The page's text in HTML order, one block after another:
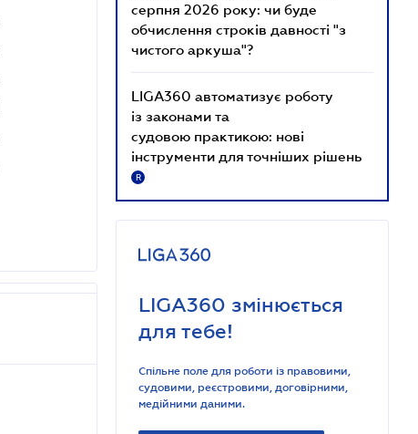
серпня 2026 року: чи буде
обчислення строків давності "з
чистого аркуша"?
LIGA360 автоматизує роботу
із законами та
судовою практикою: нові
інструменти для точніших рішень
R
LIGA360 змінюється
для тебе!
Спільне поле для роботи із правовими,
судовими, реєстровими, договірними,
медійними даними.